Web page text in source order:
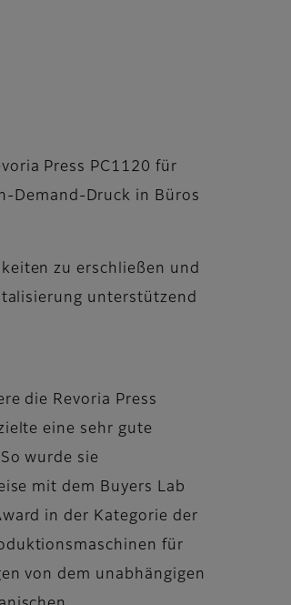
Press PC1120 für
Demand-Druck in Büros
zu erschließen und
unterstützend
die Revoria Press
eine sehr gute
wurde sie
mit dem Buyers Lab
in der Kategorie der
für
von dem unabhängigen